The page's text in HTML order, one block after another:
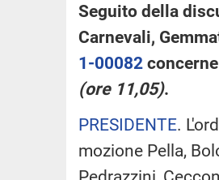
Seguito della
Carnevali,
1-00082
(ore 11,05).
PRESIDENTE.
mozione Pella,